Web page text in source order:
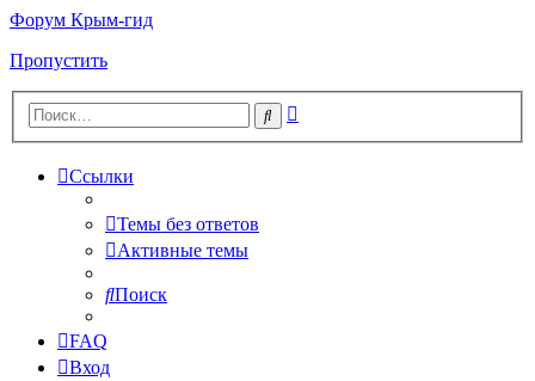
Форум Крым-гид
Пропустить
Поиск
Ссылки
Темы без ответов
Активные темы
Поиск
FAQ
Вход